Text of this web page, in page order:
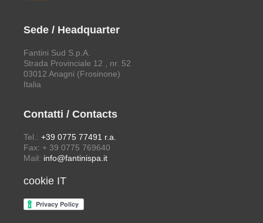
Sede / Headquarter
Fantini Sud S.p.A.
Strada Provinciale 12 , nr. 52
03012 Anagni (Frosinone)
Italia
Contatti / Contacts
Tel.: +39 0775 77491 r.a.
Fax: + 39 0775 769640
Mail: info@fantinispa.it
cookie IT